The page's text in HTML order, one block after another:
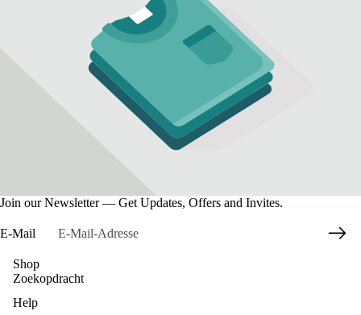
Join our Newsletter — Get Updates, Offers and Invites.
E-Mail
Shop
Zoekopdracht
Help
Datenschutzerklärung
Widerrufsrecht